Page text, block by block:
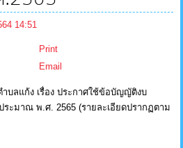
14:51
Print
Email
บลแก้ง เรื่อง ประกาศใช้ข้อบัญญัติงบ
ะมาณ พ.ศ. 2565 (รายละเอียดปรากฏตาม